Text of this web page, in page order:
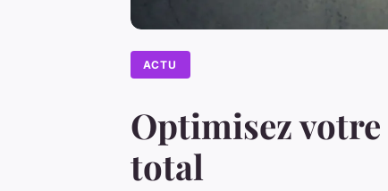
ACTU
Optimisez
total